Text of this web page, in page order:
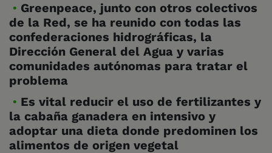
Greenpeace, junto con otros colectivos
de la Red, se ha reunido con todas las
confederaciones hidrográficas, la
Dirección General del Agua y varias
comunidades autónomas para tratar el
problema
Es vital reducir el uso de fertilizantes y
la cabaña ganadera en intensivo y
adoptar una dieta donde predominen los
alimentos de origen vegetal